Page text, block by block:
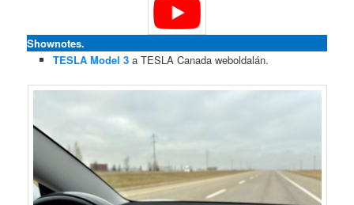
Shownotes.
TESLA Model 3a TESLA Canada weboldalán.